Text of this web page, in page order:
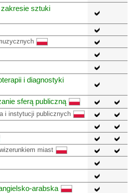
sztuki
i diagnostyki
sferą publiczną
i instytucji publicznych
miast
arabska